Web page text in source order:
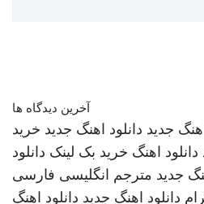
آخرین دیدگاه ها
جدید دانلود اهنگ جدید خرید
دانلود اهنگ خرید بک لینک دانلود
جدید مترجم انگلیسی فارسی
دانلود اهنگ جدید دانلود اهنگ